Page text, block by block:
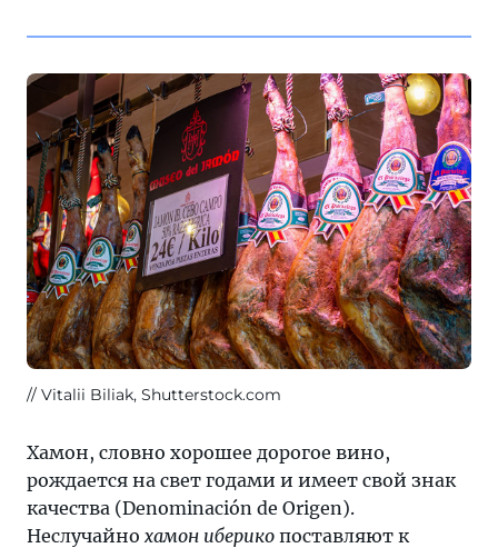
Vitalii Biliak, Shutterstock.com
Хамон, словно хорошее дорогое вино,
рождается на свет годами и имеет свой знак
качества (Denominación de Origen).
Неслучайно хамон иберико поставляют к